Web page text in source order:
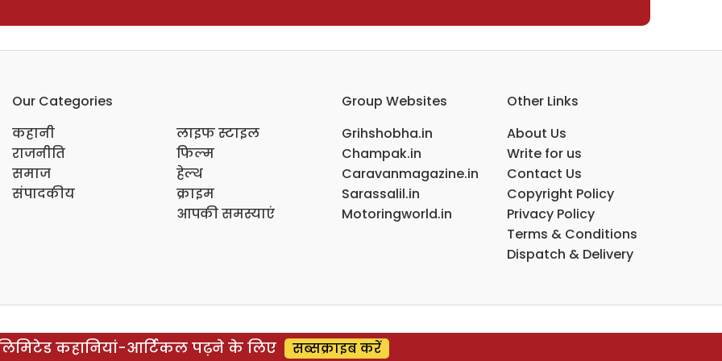
Our Categories
कहानी
राजनीति
समाज
संपादकीय
लाइफ स्टाइल
फिल्म
हेल्थ
क्राइम
आपकी समस्याएं
Group Websites
Grihshobha.in
Champak.in
Caravanmagazine.in
Sarassalil.in
Motoringworld.in
Other Links
About Us
Write for us
Contact Us
Copyright Policy
Privacy Policy
Terms & Conditions
Dispatch & Delivery
कहानियां-आर्टिकल पढ़ने के लिए सब्सक्राइब करें